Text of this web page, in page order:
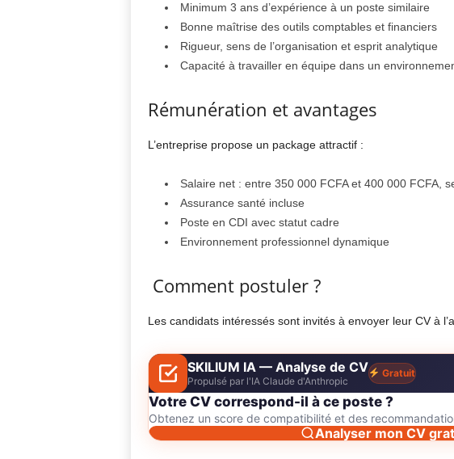
Minimum 3 ans d’expérience à un poste similaire
Bonne maîtrise des outils comptables et financiers
Rigueur, sens de l’organisation et esprit analytique
Capacité à travailler en équipe dans un
Rémunération et avantages
L’entreprise propose un package attractif :
Salaire net : entre 350 000 FCFA et 400 000 FCFA,
Assurance santé incluse
Poste en CDI avec statut cadre
Environnement professionnel dynamique
Comment postuler ?
Les candidats intéressés sont invités à envoyer leur CV à
SKILIUM IA — Analyse de CV
Propulsé par l'IA Claude d'Anthropic
Gratuit
Votre CV correspond-il à ce poste ?
Obtenez un score de compatibilité et des
Analyser mon CV